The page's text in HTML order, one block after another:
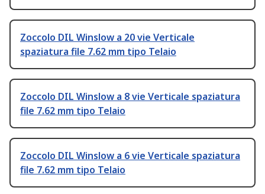
Zoccolo DIL Winslow a 20 vie Verticale
spaziatura file 7.62 mm tipo Telaio
Zoccolo DIL Winslow a 8 vie Verticale spaziatura
file 7.62 mm tipo Telaio
Zoccolo DIL Winslow a 6 vie Verticale spaziatura
file 7.62 mm tipo Telaio